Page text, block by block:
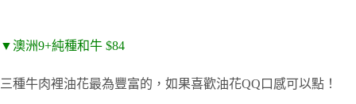
▼澳洲9+純種和牛 $84
三種牛肉裡油花最為豐富的，如果喜歡油花QQ口感可以點！